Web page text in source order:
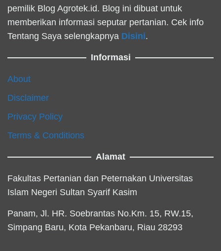
pemilik Blog Agrotek.id. Blog ini dibuat untuk
memberikan informasi seputar pertanian. Cek info
Tentang Saya selengkapnya Disini.
Informasi
About
Disclaimer
Privacy Policy
Terms & Conditions
Alamat
Fakultas Pertanian dan Peternakan Universitas
Islam Negeri Sultan Syarif Kasim
Panam, Jl. HR. Soebrantas No.Km. 15, RW.15,
Simpang Baru, Kota Pekanbaru, Riau 28293